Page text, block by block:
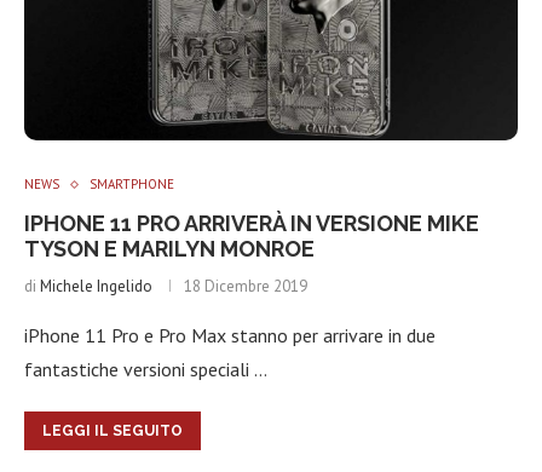
NEWS SMARTPHONE
IPHONE 11 PRO ARRIVERÀ IN VERSIONE MIKE
TYSON E MARILYN MONROE
di Michele Ingelido 18 Dicembre 2019
iPhone 11 Pro e Pro Max stanno per arrivare in due
fantastiche versioni speciali …
LEGGI IL SEGUITO